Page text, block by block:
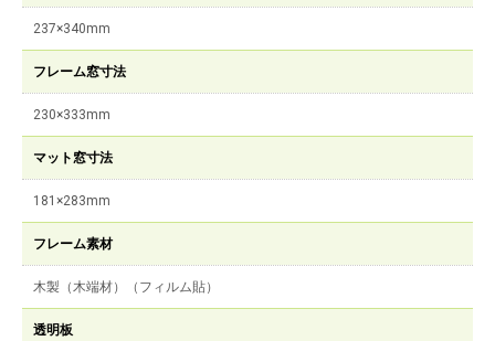
237×340mm
フレーム窓寸法
230×333mm
マット窓寸法
181×283mm
フレーム素材
木製（木端材）（フィルム貼）
透明板